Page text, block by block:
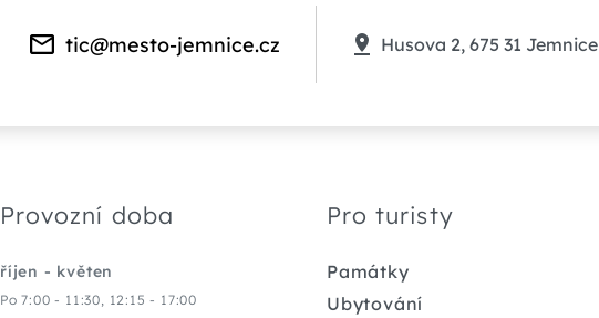
tic@mesto-jemnice.cz Husova 2, 675 31 Jemnice
Provozní doba
říjen - květen
Po 7:00 - 11:30, 12:15 - 17:00
Pro turisty
Památky
Ubytování